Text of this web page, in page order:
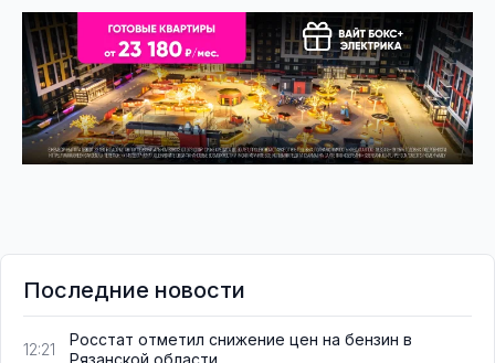
Последние новости
12:21
Росстат отметил снижение цен на бензин в